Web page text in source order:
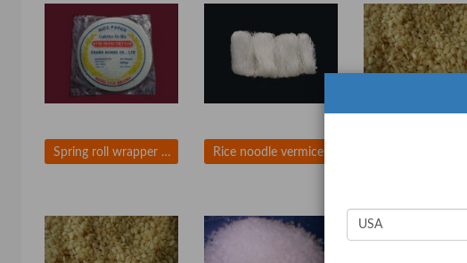
Spring roll wrapper rice paper Rice noodle vermicelli